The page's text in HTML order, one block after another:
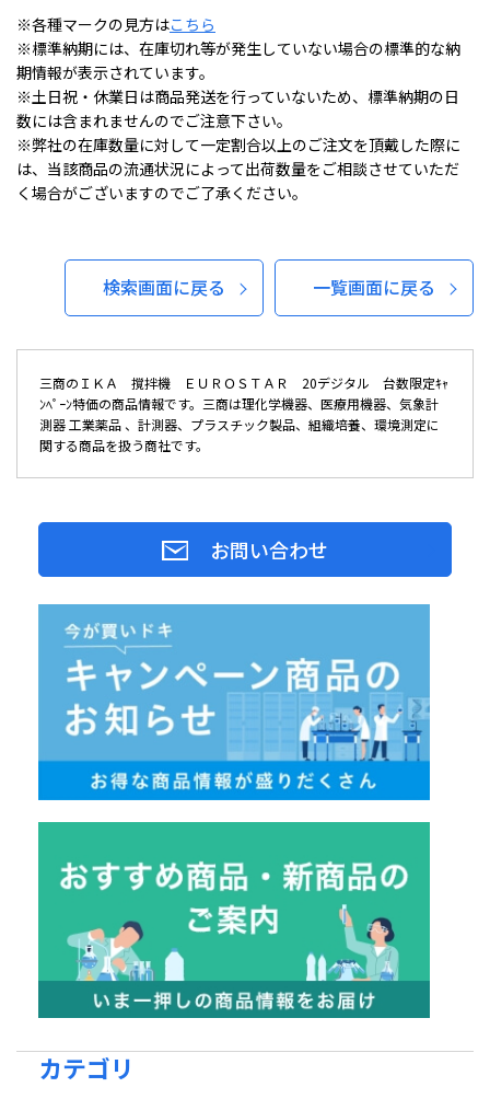
※各種マークの見方はこちら
※標準納期には、在庫切れ等が発生していない場合の標準的な納
期情報が表示されています。
※土日祝・休業日は商品発送を行っていないため、標準納期の日
数には含まれませんのでご注意下さい。
※弊社の在庫数量に対して一定割合以上のご注文を頂戴した際に
は、当該商品の流通状況によって出荷数量をご相談させていただ
く場合がございますのでご了承ください。
検索画面に戻る 一覧画面に戻る
三商のＩＫＡ 撹拌機 ＥＵＲＯＳＴＡＲ 20デジタル 台数限定ｷｬ
ﾝﾍﾟｰﾝ特価の商品情報です。三商は理化学機器、医療用機器、気象計
測器 工業薬品 、計測器、プラスチック製品、組織培養、環境測定に
関する商品を扱う商社です。
お問い合わせ
カテゴリ